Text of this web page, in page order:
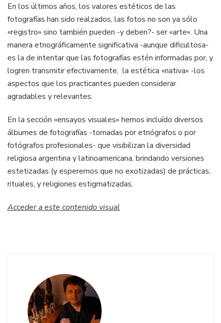
En los últimos años, los valores estéticos de las
fotografías han sido realzados, las fotos no son ya sólo
«registro» sino también pueden -y deben?- ser «arte». Una
manera etnográficamente significativa -aunque dificultosa-
es la de intentar que las fotografías estén informadas por, y
logren transmitir efectivamente, la estética «nativa» -los
aspectos que los practicantes pueden considerar
agradables y relevantes.
En la sección «ensayos visuales» hemos incluído diversos
álbumes de fotografías -tomadas por etnógrafos o por
fotógrafos profesionales- que visibilizan la diversidad
religiosa argentina y latinoamericana, brindando versiones
estetizadas (y esperemos que no exotizadas) de prácticas,
rituales, y religiones estigmatizadas.
Acceder a este contenido visual